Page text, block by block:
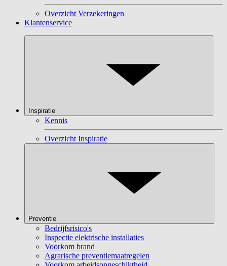
Overzicht Verzekeringen
Klantenservice
Inspiratie
Kennis
Overzicht Inspiratie
Preventie
Bedrijfsrisico's
Inspectie elektrische installaties
Voorkom brand
Agrarische preventiemaatregelen